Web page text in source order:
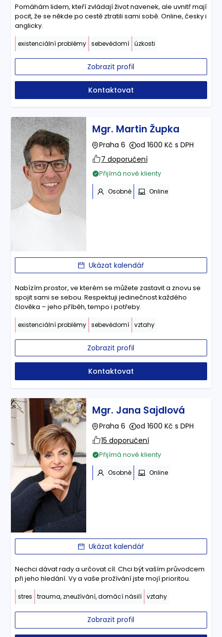
Pomáhám lidem, kteří zvládají život navenek, ale uvnitř mají
pocit, že se někde po cestě ztratili sami sobě. Online, česky i
anglicky.
existenciální problémy sebevědomí úzkosti
Zobrazit profil
Kontaktovat
Mgr. Martin Župka
Praha 6
od 1600 Kč s DPH
7 doporučení
Přijímá nové klienty
Osobně Online
Ukázat kalendář
Nabízím prostor, ve kterém se můžete zastavit a znovu se
spojit sami se sebou. Respektuji jedinečnost každého
člověka – jeho příběh, tempo i potřeby.
existenciální problémy sebevědomí vztahy
Zobrazit profil
Kontaktovat
Mgr. Jana Sajdlová
Praha 6
od 1600 Kč s DPH
15 doporučení
Přijímá nové klienty
Osobně Online
Ukázat kalendář
Nechci dávat rady a určovat cíl. Chci být vaším průvodcem
při jeho hledání. Vy a vaše prožívání jste mojí prioritou.
stres trauma, zneužívání, domácí násilí vztahy
Zobrazit profil